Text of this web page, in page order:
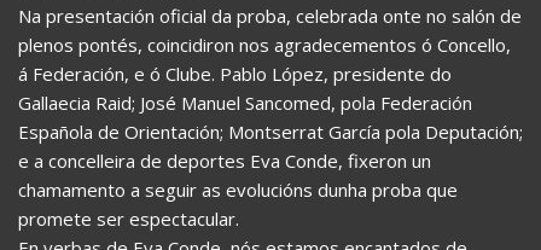
Na presentación oficial da proba, celebrada onte no salón de
plenos pontés, coincidiron nos agradecementos ó Concello,
á Federación, e ó Clube. Pablo López, presidente do
Gallaecia Raid; José Manuel Sancomed, pola Federación
Española de Orientación; Montserrat García pola Deputación;
e a concelleira de deportes Eva Conde, fixeron un
chamamento a seguir as evolucións dunha proba que
promete ser espectacular.